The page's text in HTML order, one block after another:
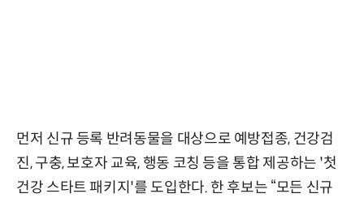
먼저 신규 등록 반려동물을 대상으로 예방접종, 건강검
진, 구충, 보호자 교육, 행동 코칭 등을 통합 제공하는 '첫
건강 스타트 패키지'를 도입한다. 한 후보는 “모든 신규